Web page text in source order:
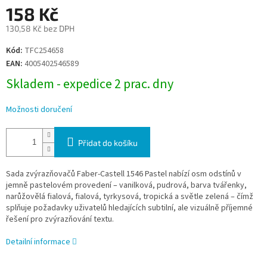
158 Kč
130,58 Kč bez DPH
Měrná
cena:
Kód: TFC254658
EAN: 4005402546589
Skladem - expedice 2 prac. dny
Možnosti doručení
Přidat do košíku
Sada zvýrazňovačů Faber-Castell 1546 Pastel nabízí osm odstínů v
jemně pastelovém provedení – vanilková, pudrová, barva tvářenky,
narůžovělá fialová, fialová, tyrkysová, tropická a světle zelená – čímž
splňuje požadavky uživatelů hledajících subtilní, ale vizuálně příjemné
řešení pro zvýrazňování textu.
Detailní informace